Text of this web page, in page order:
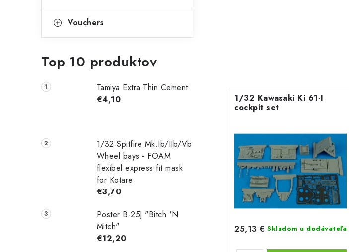
Vouchers
Top 10 produktov
Tamiya Extra Thin Cement
€4,10
1/32 Spitfire Mk.Ib/IIb/Vb
Wheel bays - FOAM
flexibel express fit mask
for Kotare
€3,70
Poster B-25J "Bitch 'N
Mitch"
€12,20
1/32 Kawasaki Ki 61-I
cockpit set
25,13 € Skladom u dodávateľa